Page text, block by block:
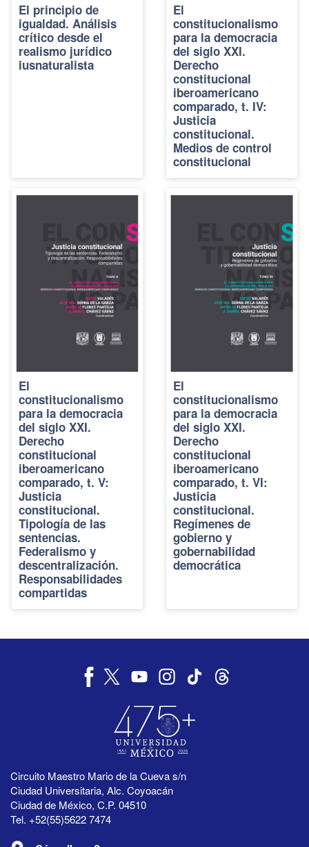
El principio de
igualdad. Análisis
crítico desde el
realismo jurídico
iusnaturalista
El
constitucionalismo
para la democracia
del siglo XXI.
Derecho
constitucional
iberoamericano
comparado, t. IV:
Justicia
constitucional.
Medios de control
constitucional
El
constitucionalismo
para la democracia
del siglo XXI.
Derecho
constitucional
iberoamericano
comparado, t. V:
Justicia
constitucional.
Tipología de las
sentencias.
Federalismo y
descentralización.
Responsabilidades
compartidas
El
constitucionalismo
para la democracia
del siglo XXI.
Derecho
constitucional
iberoamericano
comparado, t. VI:
Justicia
constitucional.
Regímenes de
gobierno y
gobernabilidad
democrática
Circuito Maestro Mario de la Cueva s/n
Ciudad Universitaria, Alc. Coyoacán
Ciudad de México, C.P. 04510
Tel. +52(55)5622 7474